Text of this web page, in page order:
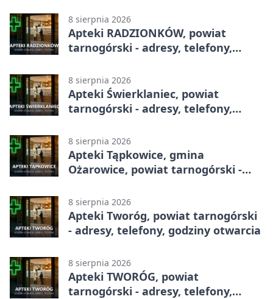
8 sierpnia 2026
Apteki RADZIONKÓW, powiat
tarnogórski - adresy, telefony,
8 sierpnia 2026
Apteki Świerklaniec, powiat
tarnogórski - adresy, telefony,
8 sierpnia 2026
Apteki Tąpkowice, gmina
Ożarowice, powiat tarnogórski -
8 sierpnia 2026
Apteki Tworóg, powiat tarnogórski
- adresy, telefony, godziny otwarcia
8 sierpnia 2026
Apteki TWORÓG, powiat
tarnogórski - adresy, telefony,